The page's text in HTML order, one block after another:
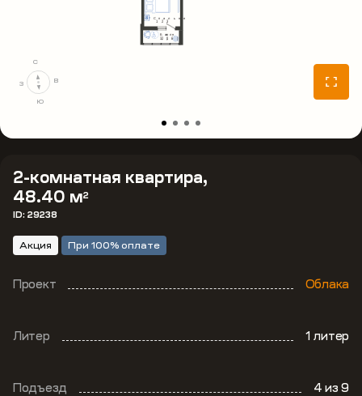
2-комнатная квартира,
48.40 м2
ID: 29238
Акция При 100% оплате
Проект Облака
Литер 1 литер
Подъезд 4из 9
С
В
Ю
З